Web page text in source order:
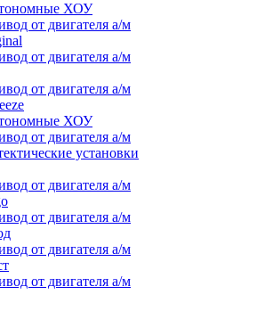
ХОУ
от двигателя а/м
от двигателя а/м
от двигателя а/м
ХОУ
от двигателя а/м
установки
от двигателя а/м
от двигателя а/м
от двигателя а/м
от двигателя а/м